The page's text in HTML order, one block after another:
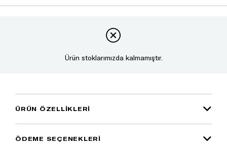
Ürün stoklarımızda kalmamıştır.
ÜRÜN ÖZELLIKLERI
ÖDEME SEÇENEKLERI